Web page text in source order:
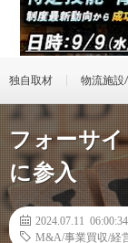
独自取材 物流施設
フォーサ
に参入
2024.07.11 06:00:34
M&A/事業買収/経